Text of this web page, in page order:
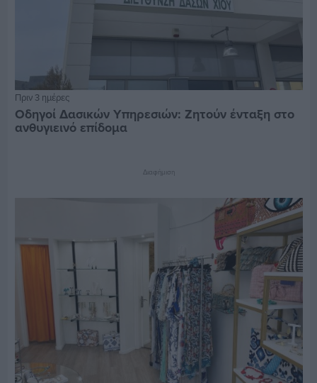
Πριν 3 ημέρες
Οδηγοί Δασικών Υπηρεσιών: Ζητούν ένταξη στο
ανθυγιεινό επίδομα
Διαφήμιση